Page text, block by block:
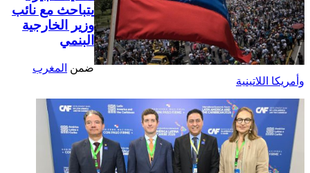
يتباحث مع نائب
وزير الخارجية
البنمي
ضمن المغرب
وأمريكا اللاتينية